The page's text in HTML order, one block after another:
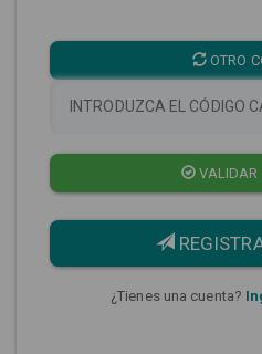
OTRO
VALIDAR
¿Tienes una cuenta?